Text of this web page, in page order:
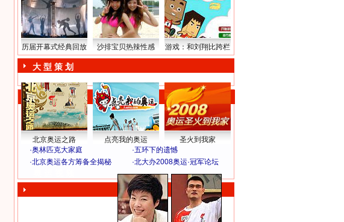
历届开幕式经典回放 沙排宝贝热辣性感 游戏：和刘翔比跨栏
大 型 策 划
北京奥运之路 点亮我的奥运
圣火到我家
·奥林匹克大家庭 ·五环下的遗憾
·北京奥运各方筹备全揭秘 ·北大办2008奥运·冠军论坛